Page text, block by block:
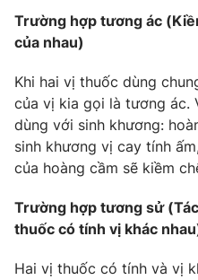
® Cấm sao chép dưới mọi
thuận bằng văn bản. Ghi rõ
thông tin từ website này.
Trường hợp tương ác
của nhau)
Khi hai vị thuốc dùng
của vị kia gọi là tương ác.
dùng với sinh khương:
sinh khương vị cay tính
của hoàng cầm sẽ kiềm
Trường hợp tương sử
thuốc có tính vị khác
Hai vị thuốc có tính và vị